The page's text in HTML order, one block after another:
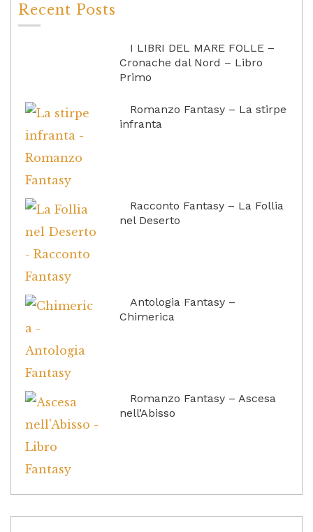
Recent Posts
I LIBRI DEL MARE FOLLE –
Cronache dal Nord – Libro
Primo
Romanzo Fantasy – La stirpe
infranta
Racconto Fantasy – La Follia
nel Deserto
Antologia Fantasy –
Chimerica
Romanzo Fantasy – Ascesa
nell’Abisso